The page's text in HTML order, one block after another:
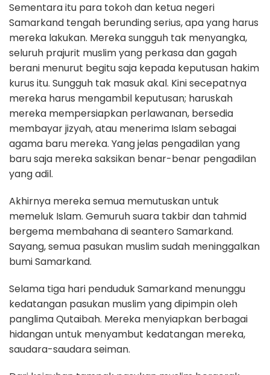
Sementara itu para tokoh dan ketua negeri
Samarkand tengah berunding serius, apa yang harus
mereka lakukan. Mereka sungguh tak menyangka,
seluruh prajurit muslim yang perkasa dan gagah
berani menurut begitu saja kepada keputusan hakim
kurus itu. Sungguh tak masuk akal. Kini secepatnya
mereka harus mengambil keputusan; haruskah
mereka mempersiapkan perlawanan, bersedia
membayar jizyah, atau menerima Islam sebagai
agama baru mereka. Yang jelas pengadilan yang
baru saja mereka saksikan benar-benar pengadilan
yang adil.
Akhirnya mereka semua memutuskan untuk
memeluk Islam. Gemuruh suara takbir dan tahmid
bergema membahana di seantero Samarkand.
Sayang, semua pasukan muslim sudah meninggalkan
bumi Samarkand.
Selama tiga hari penduduk Samarkand menunggu
kedatangan pasukan muslim yang dipimpin oleh
panglima Qutaibah. Mereka menyiapkan berbagai
hidangan untuk menyambut kedatangan mereka,
saudara-saudara seiman.